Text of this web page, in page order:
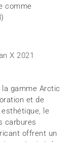
comme
gamme Arctic
et de
le
carbures
offrent un